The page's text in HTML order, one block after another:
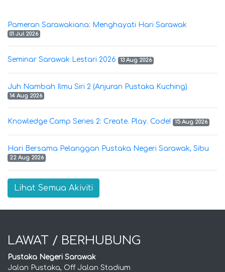
Pameran Sarawakiana: Menghayati Hari Sarawak
01 Jul 2026
Seminar Sarawak Lestari 2026 13 Aug 2026
Juh Nambah Ilmu Siri 2 (Anjuran Pustaka Kuching)
14 Aug 2026
Knowledge Camp Series 2: Create. Play. Code! 15 Aug 2026
Hari Bersama Pelanggan Pustaka Negeri Sarawak, Sibu
22 Aug 2026
Lihat Semua Akiviti
LAWAT / BERHUBUNG
Pustaka Negeri Sarawak
Jalan Pustaka, Off Jalan Stadium